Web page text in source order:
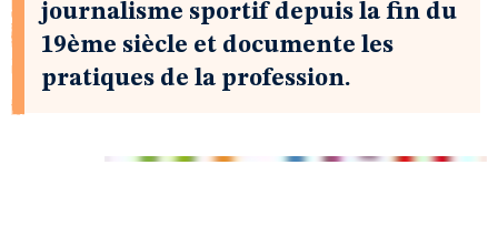
journalisme sportif depuis la fin du
19ème siècle et documente les
pratiques de la profession.